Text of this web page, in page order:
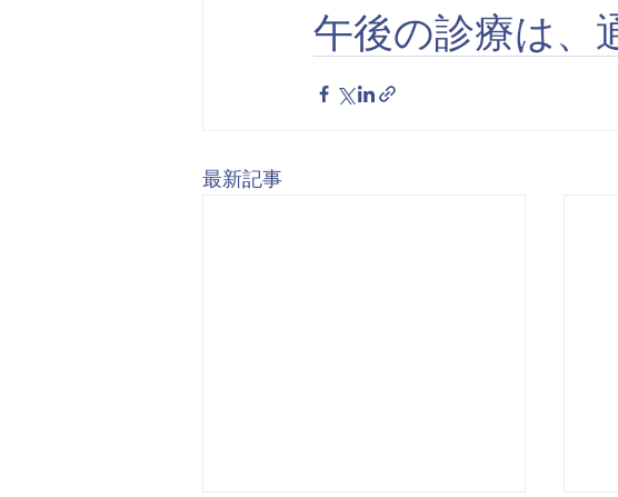
午後の診療は、
最新記事